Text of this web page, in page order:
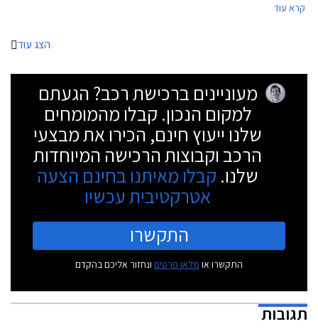
דו-גונית וחישוקי סגסוגת נאים משלימים את המראה. ההשקה המשוערת בשוק
קרא עוד
הצג עוד
מעוניינים ברכישת רכב? הגעתם
למקום הנכון. קבלו מהמומחים
שלנו ייעוץ חינם, הכירו את מבצעי
הרכב וקבוצות הרכישה המיוחדות
שלנו. קבלו מאיתנו בחינם הצעה
אטרקטיבית עכשיו
התקשרו
התקשרו או מלאו פרטים ונחזור אליכם בהקדם
תגובות